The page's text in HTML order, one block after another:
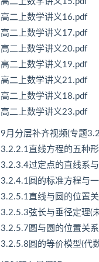
高二上数学讲义16.pdf
高二上数学讲义17.pdf
高二上数学讲义20.pdf
高二上数学讲义19.pdf
高二上数学讲义21.pdf
高二上数学讲义18.pdf
高二上数学讲义23.pdf
9月分层补齐视频(专题
3.2.2.1直线方程的五种
3.2.3.4过定点的直线系
3.2.4.1圆的标准方程与
3.2.5.1直线与圆的位置
3.2.5.3弦长与垂径定理(
3.2.5.7圆与圆的位置关
3.2.5.8圆的等价模型(代